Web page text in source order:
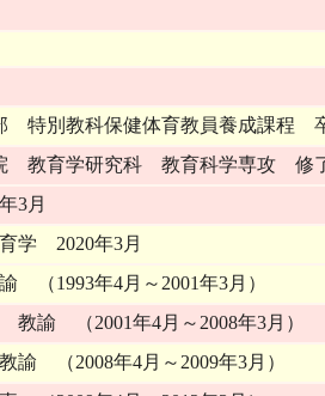
特別教科保健体育教員養成課程
教育学研究科 教育科学専攻 修
3月
学 2020年3月
（1993年4月～2001年3月）
諭 （2001年4月～2008年3月）
（2008年4月～2009年3月）